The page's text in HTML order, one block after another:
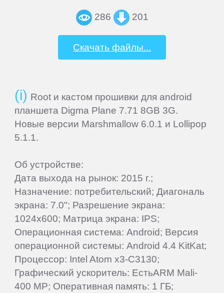
286 201
Скачать файлы...
Root и кастом прошивки для android
планшета Digma Plane 7.71 8GB 3G.
Новые версии Marshmallow 6.0.1 и Lollipop
5.1.1.
Об устройстве:
Дата выхода на рынок: 2015 г.;
Назначение: потребительский; Диагональ
экрана: 7.0"; Разрешение экрана:
1024x600; Матрица экрана: IPS;
Операционная система: Android; Версия
операционной системы: Android 4.4 KitKat;
Процессор: Intel Atom x3-С3130;
Графический ускоритель: ЕстьARM Mali-
400 MP; Оперативная память: 1 ГБ;
iRiver
ITL
Keener
Krez
Lark